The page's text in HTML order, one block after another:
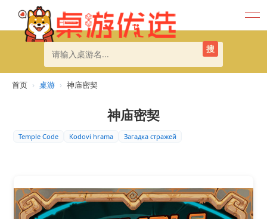
搜
首页 › 桌游 › 神庙密契
神庙密契
Temple Code Kodovi hrama Загадка стражей